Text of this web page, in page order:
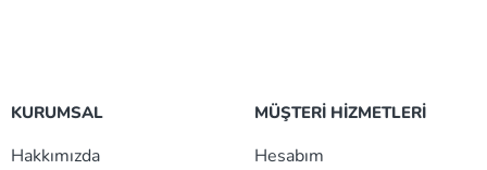
KURUMSAL
Hakkımızda
MÜŞTERİ HİZMETLERİ
Hesabım